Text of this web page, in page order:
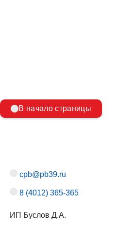
В начало страницы
cpb@pb39.ru
8 (4012) 365-365
ИП Буслов Д.А.